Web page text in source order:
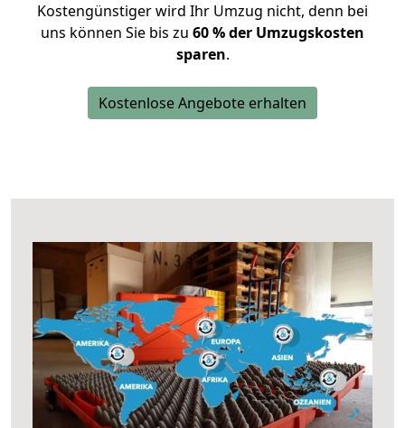
Kostengünstiger wird Ihr Umzug nicht, denn bei
uns können Sie bis zu 60 % der Umzugskosten
sparen.
Kostenlose Angebote erhalten